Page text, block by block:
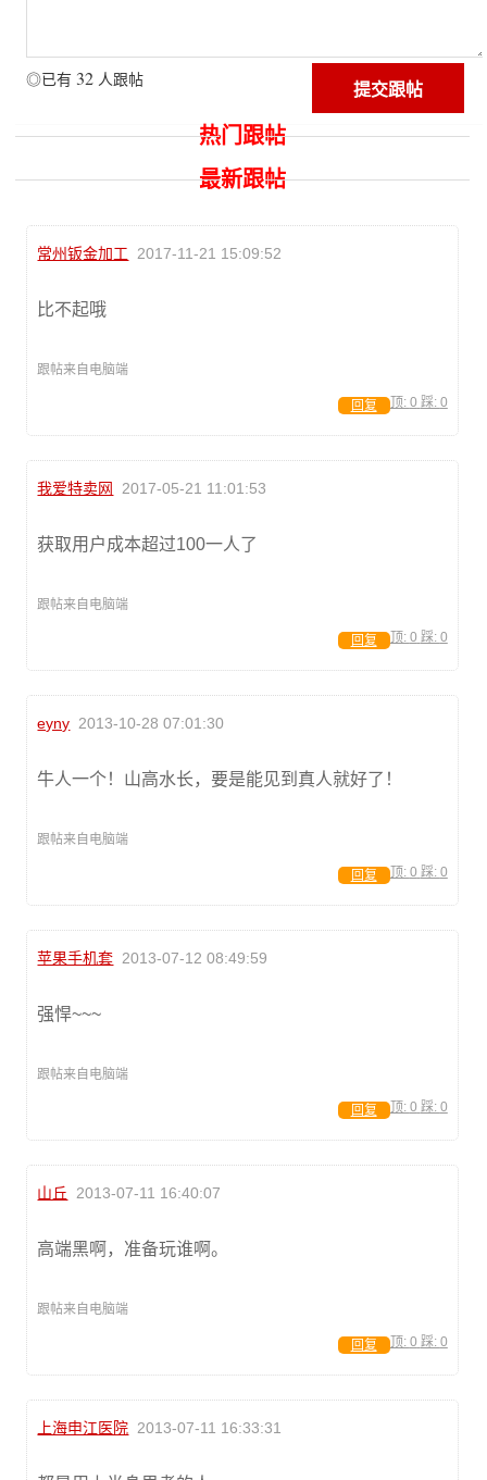
◎已有 32 人跟帖
热门跟帖
最新跟帖
常州钣金加工 2017-11-21 15:09:52
比不起哦
跟帖来自电脑端
顶: 0 踩: 0
回复
我爱特卖网 2017-05-21 11:01:53
获取用户成本超过100一人了
跟帖来自电脑端
顶: 0 踩: 0
回复
eyny 2013-10-28 07:01:30
牛人一个！山高水长，要是能见到真人就好了！
跟帖来自电脑端
顶: 0 踩: 0
回复
苹果手机套 2013-07-12 08:49:59
强悍~~~
跟帖来自电脑端
顶: 0 踩: 0
回复
山丘 2013-07-11 16:40:07
高端黑啊，准备玩谁啊。
跟帖来自电脑端
顶: 0 踩: 0
回复
上海申江医院 2013-07-11 16:33:31